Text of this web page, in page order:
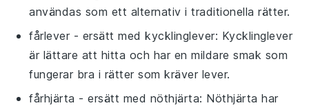
användas som ett alternativ i traditionella rätter.
fårlever - ersätt medkycklinglever: Kycklinglever
är lättare att hitta och har en mildare smak som
fungerar bra i rätter som kräver lever.
fårhjärta - ersätt med nöthjärta: Nöthjärta har